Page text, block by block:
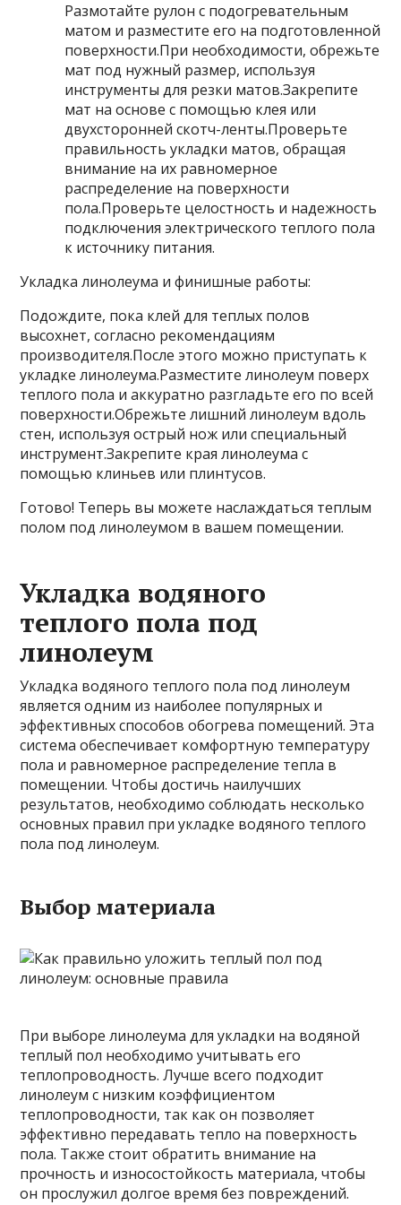
Размотайте рулон с подогревательным
матом и разместите его на подготовленной
поверхности.При необходимости, обрежьте
мат под нужный размер, используя
инструменты для резки матов.Закрепите
мат на основе с помощью клея или
двухсторонней скотч-ленты.Проверьте
правильность укладки матов, обращая
внимание на их равномерное
распределение на поверхности
пола.Проверьте целостность и надежность
подключения электрического теплого пола
к источнику питания.
Укладка линолеума и финишные работы:
Подождите, пока клей для теплых полов
высохнет, согласно рекомендациям
производителя.После этого можно приступать к
укладке линолеума.Разместите линолеум поверх
теплого пола и аккуратно разгладьте его по всей
поверхности.Обрежьте лишний линолеум вдоль
стен, используя острый нож или специальный
инструмент.Закрепите края линолеума с
помощью клиньев или плинтусов.
Готово! Теперь вы можете наслаждаться теплым
полом под линолеумом в вашем помещении.
Укладка водяного
теплого пола под
линолеум
Укладка водяного теплого пола под линолеум
является одним из наиболее популярных и
эффективных способов обогрева помещений. Эта
система обеспечивает комфортную температуру
пола и равномерное распределение тепла в
помещении. Чтобы достичь наилучших
результатов, необходимо соблюдать несколько
основных правил при укладке водяного теплого
пола под линолеум.
Выбор материала
При выборе линолеума для укладки на водяной
теплый пол необходимо учитывать его
теплопроводность. Лучше всего подходит
линолеум с низким коэффициентом
теплопроводности, так как он позволяет
эффективно передавать тепло на поверхность
пола. Также стоит обратить внимание на
прочность и износостойкость материала, чтобы
он прослужил долгое время без повреждений.